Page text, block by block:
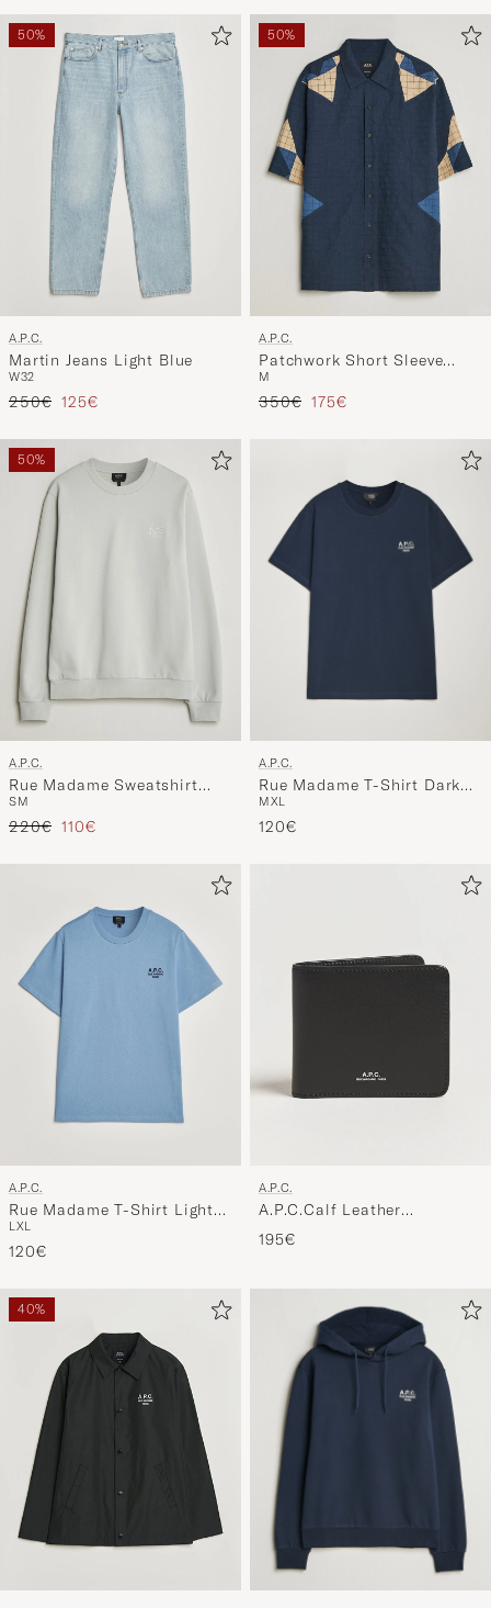
50%
A.P.C.
Martin Jeans Light Blue
W32
Regulärer Preis
250€ Reduzierter Preis
125€
50%
A.P.C.
Patchwork Short Sleeve
Indigo
M
Regulärer Preis
350€ Reduzierter Preis
175€
50%
A.P.C.
Rue Madame Sweatshirt
Light Green
SM
Regulärer Preis
220€ Reduzierter Preis
110€
A.P.C.
Rue Madame T-Shirt Dark
Navy/Ecru
MXL
120€
A.P.C.
Rue Madame T-Shirt Light
Blue
L XL
120€
A.P.C.
A.P.C.Calf Leather
WalletBlack
195€
40%